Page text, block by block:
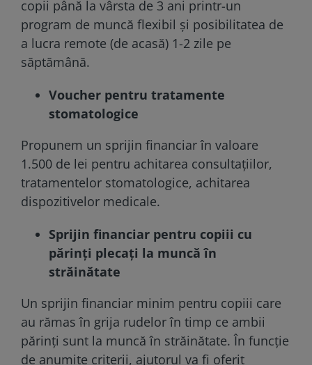
copii până la vârsta de 3 ani printr-un
program de muncă flexibil și posibilitatea de
a lucra remote (de acasă) 1-2 zile pe
săptămână.
Voucher pentru tratamente
stomatologice
Propunem un sprijin financiar în valoare
1.500 de lei pentru achitarea consultațiilor,
tratamentelor stomatologice, achitarea
dispozitivelor medicale.
Sprijin financiar pentru copiii cu
părinți plecați la muncă în
străinătate
Un sprijin financiar minim pentru copiii care
au rămas în grija rudelor în timp ce ambii
părinți sunt la muncă în străinătate. În funcție
de anumite criterii, ajutorul va fi oferit